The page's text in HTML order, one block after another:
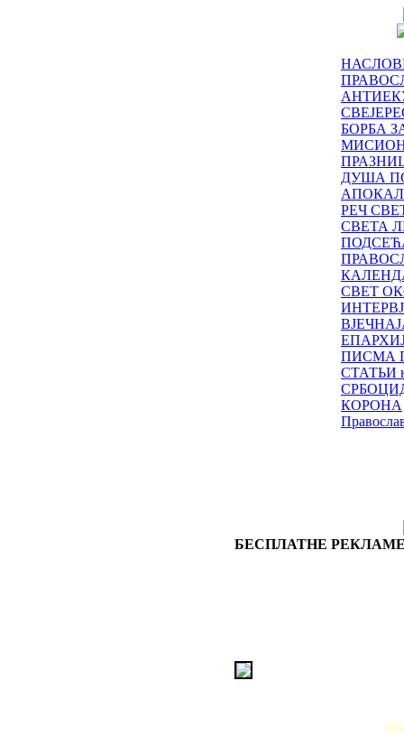
БОРБА
ДУША
РЕЧ
СВЕТА
СВЕТ
ПИСМА
СТАТЬИ
КОРОНА
БЕСПЛАТНЕ